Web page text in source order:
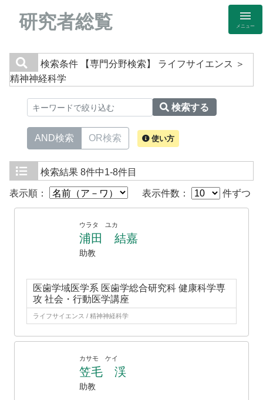
研究者総覧 メニュー
検索条件
【専門分野検索】 ライフサイエンス ＞
精神神経科学
検索する
AND検索 OR検索 使い方
検索結果 8件中1-8件目
表示順： 表示件数： 件ずつ
ウラタ ユカ
浦田 結嘉
助教
医歯学域医学系 医歯学総合研究科 健康科学専
攻 社会・行動医学講座
ライフサイエンス / 精神神経科学
カサモ ケイ
笠毛 渓
助教